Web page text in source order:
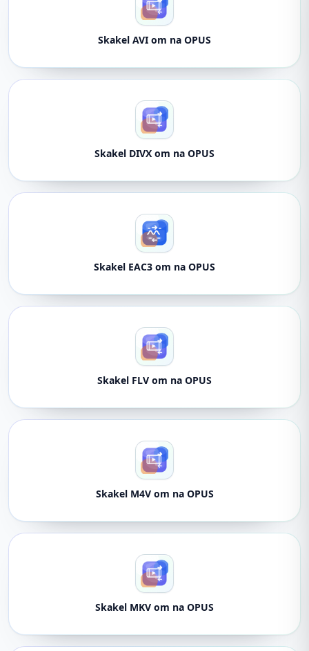
Skakel AVI om na OPUS
Skakel DIVX om na OPUS
Skakel EAC3 om na OPUS
Skakel FLV om na OPUS
Skakel M4V om na OPUS
Skakel MKV om na OPUS